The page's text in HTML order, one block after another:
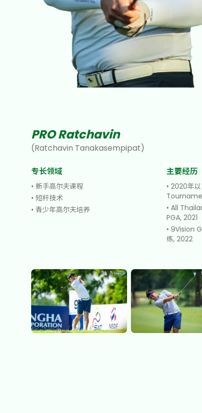
PRO Ratchavin
(Ratchavin Tanakasempipat)
专长领域
•新手高尔夫课程
•短杆技术
•青少年高尔夫培养
主要经历
•2020年
•All
PGA, 2021
•9Vision
练, 2022